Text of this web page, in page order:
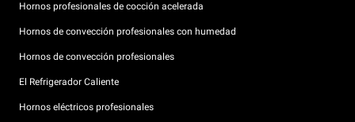
Hornos profesionales de cocción acelerada
Hornos de convección profesionales con humedad
Hornos de convección profesionales
El Refrigerador Caliente
Hornos eléctricos profesionales